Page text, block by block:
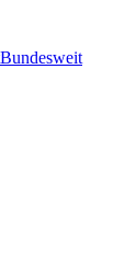
Bundesweit